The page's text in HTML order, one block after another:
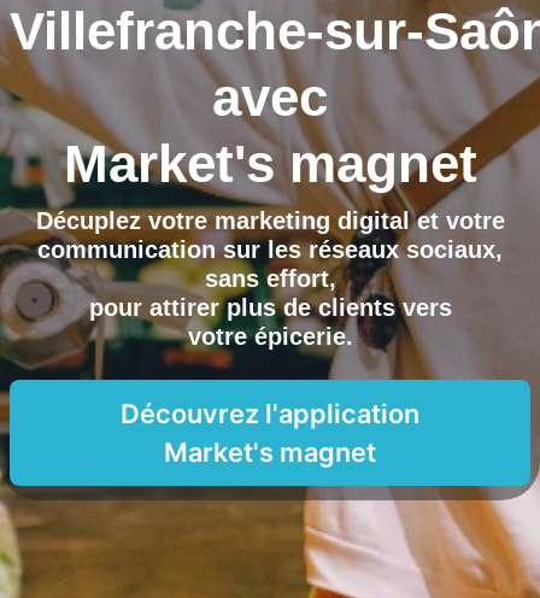
Villefranche-sur-
avec
Market's magnet
Décuplez votre marketing digital et votre
communication sur les réseaux sociaux,
sans effort,
pour attirer plus de clients vers
votre épicerie.
Découvrez l'application
Market's magnet